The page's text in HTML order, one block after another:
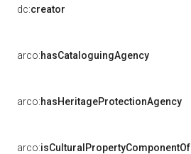
dc:creator
arco:hasCataloguingAgency
arco:hasHeritageProtectionAgency
arco:isCulturalPropertyComponentOf